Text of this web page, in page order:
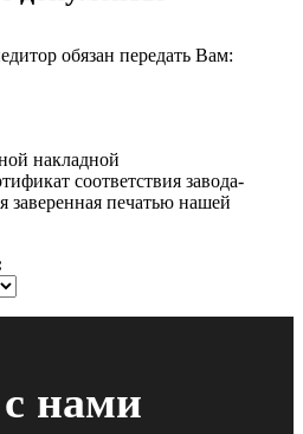
обязан передать Вам:
накладной
соответствия завода-
заверенная печатью нашей
нами